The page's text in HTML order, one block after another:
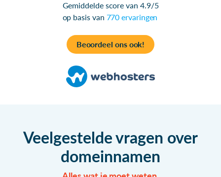
Gemiddelde score van 4.9/5
op basis van 770 ervaringen
Beoordeel ons ook!
Veelgestelde vragen over
domeinnamen